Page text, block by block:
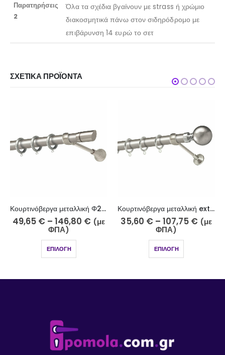
Παρατηρήσεις
2
Όλα τα σχέδια βγαίνουν με strass ή χρώμιο
διακοσμητικά πάνω στον σιδηρόδρομο με
επιβάρυνση 14 ευρώ το σετ
ΣΧΕΤΙΚΆ ΠΡΟΪΌΝΤΑ
Κουρτινόβεργα μεταλλική Φ25 νίκελ ματ Σύμη Κ31-2510
146,80€ (με
Κουρτινόβεργα μεταλλική extra eco Φ25 νίκελ ματ Ρόδος K29-2510
35,60€ 107,75€ (με
87,95€